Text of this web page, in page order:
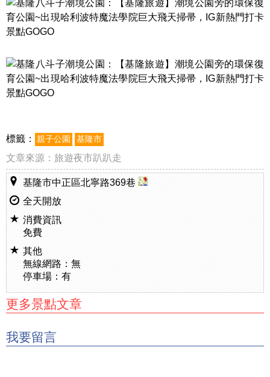
標籤： 親子公園 基隆市
文章來源： 旅遊夜市趴趴走
基隆市中正區北寧路369巷
全天開放
消費資訊
免費
其他
無線網路：無
停車場：有
更多景點文章
我要留言